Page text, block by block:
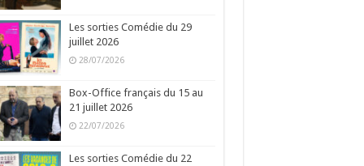
Les sorties Comédie du 29
juillet 2026
28/07/2026
Box-Office français du 15 au
21 juillet 2026
22/07/2026
Les sorties Comédie du 22